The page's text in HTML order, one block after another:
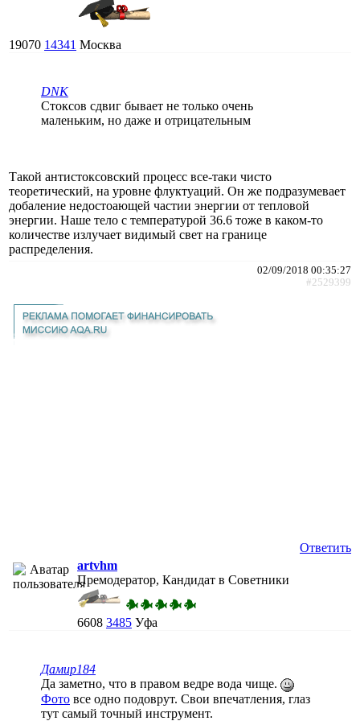
19070 14341 Москва
DNK
Стоксов сдвиг бывает не только очень
маленьким, но даже и отрицательным
Такой антистоксовский процесс все-таки чисто
теоретический, на уровне флуктуаций. Он же подразумевает
добаление недостоающей частии энергии от тепловой
энергии. Наше тело с температурой 36.6 тоже в каком-то
количестве излучает видимый свет на границе
распределения.
02/09/2018 00:35:27
#2529399
Ответить
artvhm
Премодератор, Кандидат в Советники
6608 3485 Уфа
Дамир184
Да заметно, что в правом ведре вода чище.
Фото все одно подоврут. Свои впечатления, глаз
тут самый точный инструмент.